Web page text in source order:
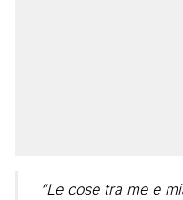
“Le cose tra me e